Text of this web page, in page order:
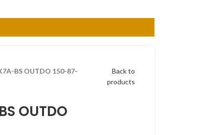
BS OUTDO 150-87-
Back to
products
OUTDO